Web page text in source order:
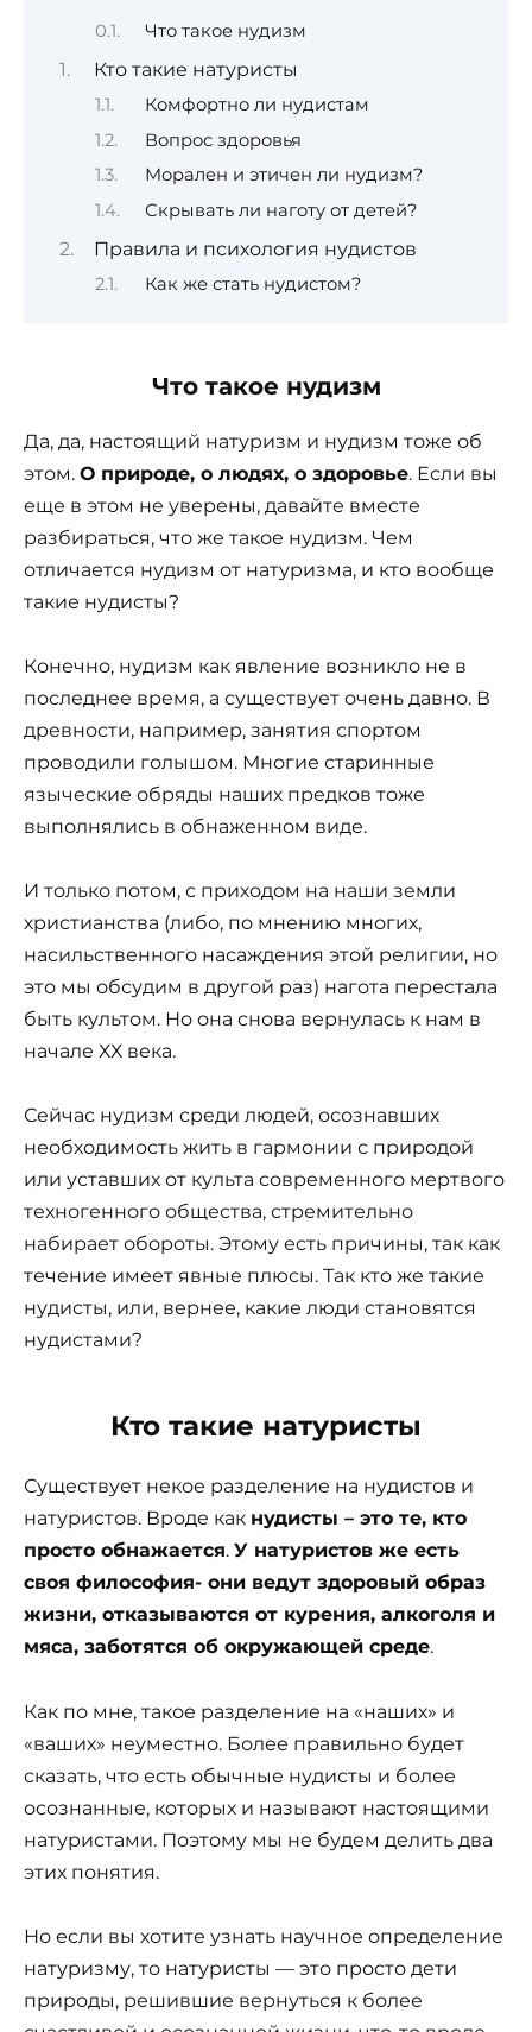
Что такое нудизм
Кто такие натуристы
Комфортно ли нудистам
Вопрос здоровья
Морален и этичен ли нудизм?
Скрывать ли наготу от детей?
Правила и психология нудистов
Как же стать нудистом?
Что такое нудизм
Да, да, настоящий натуризм и нудизм тоже об
этом. О природе, о людях, о здоровье. Если вы
еще в этом не уверены, давайте вместе
разбираться, что же такое нудизм. Чем
отличается нудизм от натуризма, и кто вообще
такие нудисты?
Конечно, нудизм как явление возникло не в
последнее время, а существует очень давно. В
древности, например, занятия спортом
проводили голышом. Многие старинные
языческие обряды наших предков тоже
выполнялись в обнаженном виде.
И только потом, с приходом на наши земли
христианства (либо, по мнению многих,
насильственного насаждения этой религии, но
это мы обсудим в другой раз) нагота перестала
быть культом. Но она снова вернулась к нам в
начале ХХ века.
Сейчас нудизм среди людей, осознавших
необходимость жить в гармонии с природой
или уставших от культа современного мертвого
техногенного общества, стремительно
набирает обороты. Этому есть причины, так как
течение имеет явные плюсы. Так кто же такие
нудисты, или, вернее, какие люди становятся
нудистами?
Кто такие натуристы
Существует некое разделение на нудистов и
натуристов. Вроде как нудисты – это те, кто
просто обнажается. У натуристов же есть
своя философия- они ведут здоровый образ
жизни, отказываются от курения, алкоголя и
мяса, заботятся об окружающей среде.
Как по мне, такое разделение на «наших» и
«ваших» неуместно. Более правильно будет
сказать, что есть обычные нудисты и более
осознанные, которых и называют настоящими
натуристами. Поэтому мы не будем делить два
этих понятия.
Но если вы хотите узнать научное определение
натуризму, то натуристы — это просто дети
природы, решившие вернуться к более